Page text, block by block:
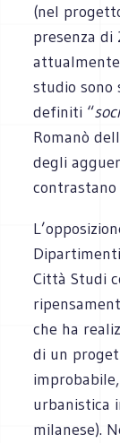
(nel
presenza di
studio sono
definiti “
Romanò
degli
Città Studi
che ha
di un
urbanistica
milanese).